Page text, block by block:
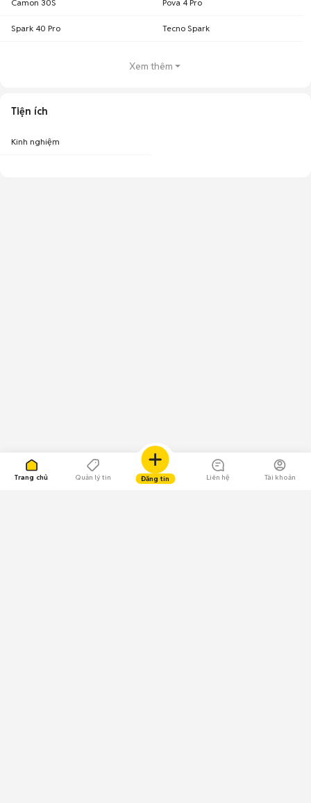
Trang chủ Quản lý tin Đăng tin Liên hệ Tài khoản
Camon 30S Pova 4 Pro
Spark 40 Pro Tecno Spark
Xem thêm
Tiện ích
Kinh nghiệm